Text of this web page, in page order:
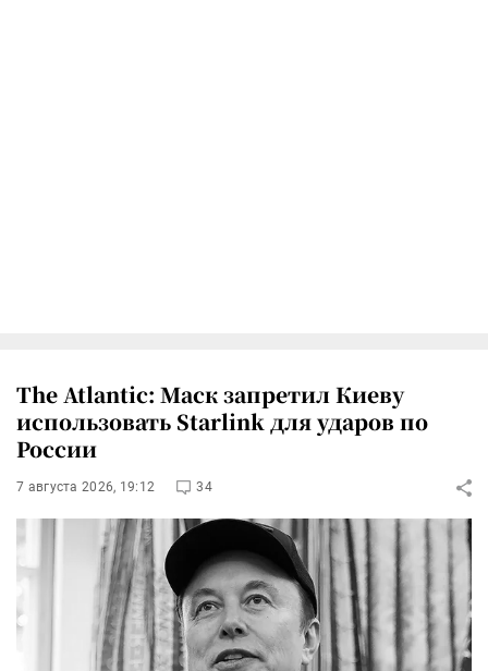
The Atlantic: Маск запретил Киеву
использовать Starlink для ударов по
России
7 августа 2026, 19:12 34